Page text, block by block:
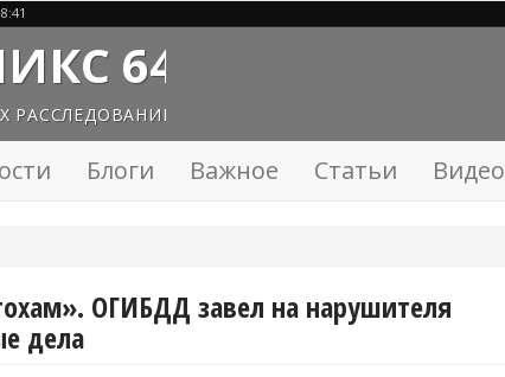
64
РАССЛЕДОВАНИЙ
Блоги Важное Статьи Видео
ОГИБДД завел на нарушителя
дела